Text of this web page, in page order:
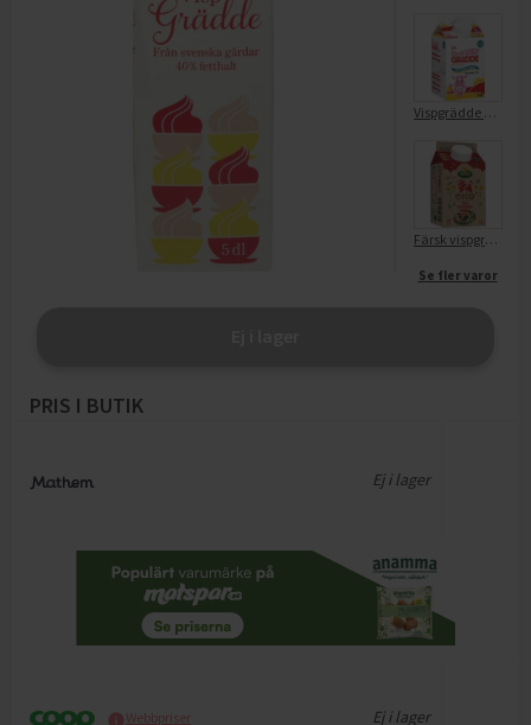
Vispgrädde 40%
Färsk vispgrädde 40% EKO
Se fler varor
PRIS I BUTIK
Ej i lager
Webbpriser Ej i lager